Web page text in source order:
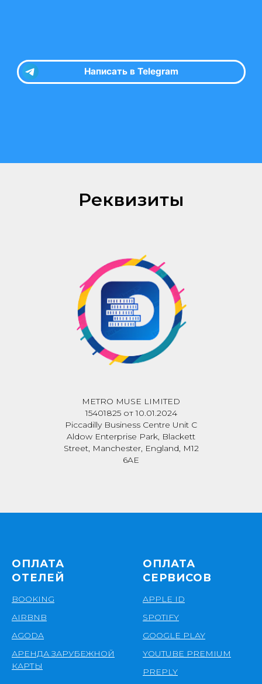
Реквизиты
METRO MUSE LIMITED
15401825 от 10.01.2024
Piccadilly Business Centre Unit C
Aldow Enterprise Park, Blackett
Street, Manchester, England, M12
6AE
ОПЛАТА
ОТЕЛЕЙ
BOOKING
AIRBNB
AGODA
АРЕНДА ЗАРУБЕЖНОЙ
КАРТЫ
ОПЛАТА
СЕРВИСОВ
APPLE ID
SPOTIFY
GOOGLE PLAY
YOUTUBE PREMIUM
PREPLY